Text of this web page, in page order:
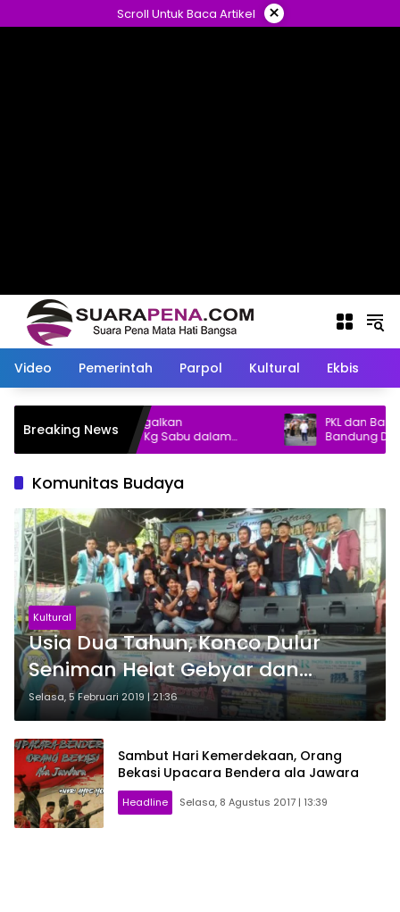
ke
Scroll Untuk Baca Artikel ×
Video Pemerintah Parpol Kultural Ekbis
Breaking News
Bea Cukai-Polri Gagalkan
Penyelundupan 30 Kg Sabu dalam
Kemasan Teh
PKL dan Bangunan
Bandung
Gratis
Komunitas Budaya
Kultural
Usia Dua Tahun, Konco Dulur
Seniman Helat Gebyar dan
Santunan Yatim
Selasa, 5 Februari 2019 | 21:36
Sambut Hari Kemerdekaan, Orang
Bekasi Upacara Bendera ala Jawara
Headline Selasa, 8 Agustus 2017 | 13:39